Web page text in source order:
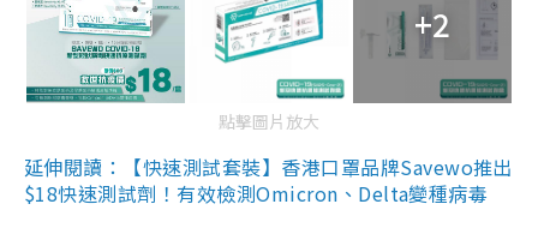
+2
點擊圖片放大
延伸閱讀：【快速測試套裝】香港口罩品牌Savewo推出
$18快速測試劑！有效檢測Omicron、Delta變種病毒